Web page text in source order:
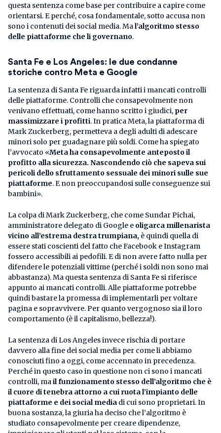
questa sentenza come base per contribuire a capire come
orientarsi. E perché, cosa fondamentale, sotto accusa non
sono i contenuti dei social media. Mal’algoritmo stesso
delle piattaforme che li governano.
Santa Fe e Los Angeles: le due condanne
storiche contro Meta e Google
La sentenza di Santa Fe riguarda infatti i mancati controlli
delle piattaforme. Controlli che consapevolmente non
venivano effettuati, come hanno scritto i giudici, per
massimizzare i profitti. In pratica Meta, la piattaforma di
Mark Zuckerberg, permetteva a degli adulti di adescare
minori solo per guadagnare più soldi. Come ha spiegato
l’avvocato «Meta ha consapevolmente anteposto il
profitto alla sicurezza. Nascondendo ciò che sapeva sui
pericoli dello sfruttamento sessuale dei minori sulle sue
piattaforme. E non preoccupandosi sulle conseguenze sui
bambini».
La colpa di Mark Zuckerberg, che come Sundar Pichai,
amministratore delegato di Google e oligarca millenarista
vicino all’estrema destra trumpiana, è quindi quella di
essere stati coscienti del fatto che Facebook e Instagram
fossero accessibili ai pedofili. E di non avere fatto nulla per
difendere le potenziali vittime (perché i soldi non sono mai
abbastanza). Ma questa sentenza di Santa Fe si riferisce
appunto ai mancati controlli. Alle piattaforme potrebbe
quindi bastare la promessa di implementarli per voltare
pagina e sopravvivere. Per quanto vergognoso sia il loro
comportamento (è il capitalismo, bellezza!).
La sentenza di Los Angeles invece rischia di portare
davvero alla fine dei social media per come li abbiamo
conosciuti fino a oggi, come accennato in precedenza.
Perché in questo caso in questione non ci sono i mancati
controlli, mail funzionamento stesso dell’algoritmo che è
il cuore di tenebra attorno a cui ruota l’impianto delle
piattaforme e dei social media di cui sono proprietari. In
buona sostanza, la giuria ha deciso che l’algoritmo è
studiato consapevolmente per creare dipendenze,